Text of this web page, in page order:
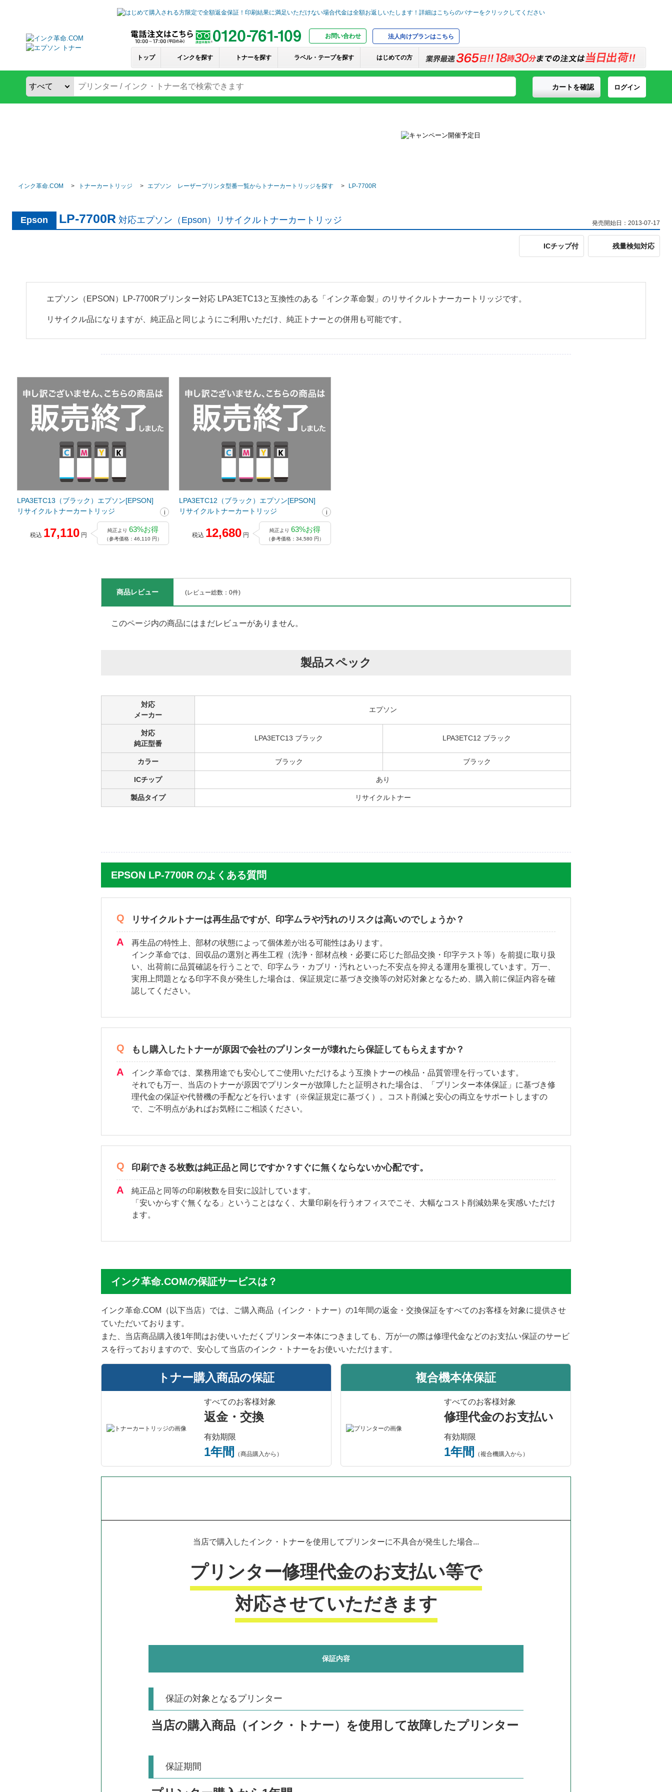
お問い合わせ 法人向けプランはこちら
トップ インクを探す トナーを探す ラベル・テープを探す はじめての方
ログイン
カートを確認
インク革命.COM トナーカートリッジ エプソン レーザープリンタ型番一覧からトナーカートリッジを探す LP-7700R
Epson LP-7700R 対応エプソン（Epson）リサイクルトナーカートリッジ 発売開始日：2013-07-17
ICチップ付 残量検知対応
エプソン（EPSON）LP-7700Rプリンター対応 LPA3ETC13と互換性のある「インク革命製」のリサイクルトナーカートリッジです。
リサイクル品になりますが、純正品と同じようにご利用いただけ、純正トナーとの併用も可能です。
LPA3ETC13（ブラック）エプソン[EPSON]
リサイクルトナーカートリッジ
税込 17,110 円
純正より 63%お得
（参考価格：46,110 円）
LPA3ETC12（ブラック）エプソン[EPSON]
リサイクルトナーカートリッジ
税込 12,680 円
純正より 63%お得
（参考価格：34,580 円）
商品レビュー (レビュー総数：0件)
このページ内の商品にはまだレビューがありません。
製品スペック
対応
メーカー
エプソン
対応
純正型番
LPA3ETC13 ブラック LPA3ETC12 ブラック
カラー ブラック ブラック
ICチップ あり
製品タイプ リサイクルトナー
EPSON LP-7700R のよくある質問
リサイクルトナーは再生品ですが、印字ムラや汚れのリスクは高いのでしょうか？
再生品の特性上、部材の状態によって個体差が出る可能性はあります。
インク革命では、回収品の選別と再生工程（洗浄・部材点検・必要に応じた部品交換・印字テスト等）を前提に取り扱
い、出荷前に品質確認を行うことで、印字ムラ・カブリ・汚れといった不安点を抑える運用を重視しています。万一、
実用上問題となる印字不良が発生した場合は、保証規定に基づき交換等の対応対象となるため、購入前に保証内容を確
認してください。
もし購入したトナーが原因で会社のプリンターが壊れたら保証してもらえますか？
インク革命では、業務用途でも安心してご使用いただけるよう互換トナーの検品・品質管理を行っています。
それでも万一、当店のトナーが原因でプリンターが故障したと証明された場合は、「プリンター本体保証」に基づき修
理代金の保証や代替機の手配などを行います（※保証規定に基づく）。コスト削減と安心の両立をサポートしますの
で、ご不明点があればお気軽にご相談ください。
印刷できる枚数は純正品と同じですか？すぐに無くならないか心配です。
純正品と同等の印刷枚数を目安に設計しています。
「安いからすぐ無くなる」ということはなく、大量印刷を行うオフィスでこそ、大幅なコスト削減効果を実感いただけ
ます。
インク革命.COMの保証サービスは？
インク革命.COM（以下当店）では、ご購入商品（インク・トナー）の1年間の返金・交換保証をすべてのお客様を対象に提供させ
ていただいております。
また、当店商品購入後1年間はお使いいただくプリンター本体につきましても、万が一の際は修理代金などのお支払い保証のサービ
スを行っておりますので、安心して当店のインク・トナーをお使いいただけます。
トナー購入商品の保証
すべてのお客様対象
返金・交換
有効期限
1年間 （商品購入から）
複合機本体保証
すべてのお客様対象
修理代金のお支払い
有効期限
1年間 （複合機購入から）
当店で購入したインク・トナーを使用してプリンターに不具合が発生した場合...
プリンター修理代金のお支払い等で
対応させていただきます
保証内容
保証の対象となるプリンター
当店の購入商品（インク・トナー）を使用して故障したプリンター
保証期間